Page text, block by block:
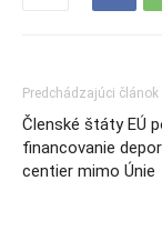
Predchádzajúci článok
Členské štáty EÚ
financovanie
centier mimo Únie